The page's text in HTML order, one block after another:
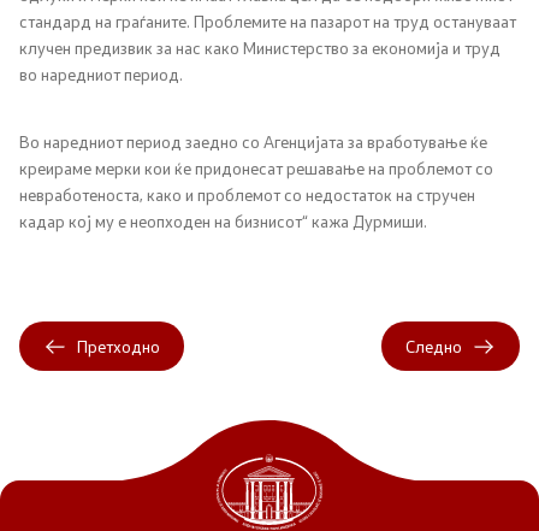
стандард на граѓаните. Проблемите на пазарот на труд остануваат
клучен предизвик за нас како Министерство за економија и труд
во наредниот период.
Во наредниот период заедно со Агенцијата за вработување ќе
креираме мерки кои ќе придонесат решавање на проблемот со
невработеноста, како и проблемот со недостаток на стручен
кадар кој му е неопходен на бизнисот“ кажа Дурмиши.
Претходно Следно